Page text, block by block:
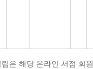
은 해당 온라인 서점 회원